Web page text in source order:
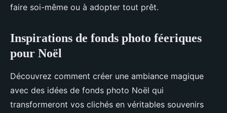
faire soi-même ou à adopter tout prêt.
Inspirations de fonds photo féeriques
pour Noël
Découvrez comment créer une ambiance magique
avec des idées de fonds photo Noël qui
transformeront vos clichés en véritables souvenirs